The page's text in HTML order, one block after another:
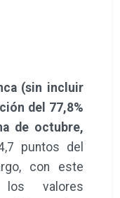
(sin incluir
del 77,8%
de octubre,
puntos del
con este
valores